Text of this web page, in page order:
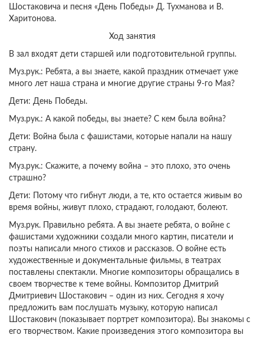
Шостаковича и песня «День Победы» Д. Тухманова и В.
Харитонова.
Ход занятия
В зал входят дети старшей или подготовительной группы.
Муз.рук.: Ребята, а вы знаете, какой праздник отмечает уже
много лет наша страна и многие другие страны 9-го Мая?
Дети: День Победы.
Муз.рук.: А какой победы, вы знаете? С кем была война?
Дети: Война была с фашистами, которые напали на нашу
страну.
Муз.рук.: Скажите, а почему война – это плохо, это очень
страшно?
Дети: Потому что гибнут люди, а те, кто остается живым во
время войны, живут плохо, страдают, голодают, болеют.
Муз.рук. Правильно ребята. А вы знаете ребята, о войне с
фашистами художники создали много картин, писатели и
поэты написали много стихов и рассказов. О войне есть
художественные и документальные фильмы, в театрах
поставлены спектакли. Многие композиторы обращались в
своем творчестве к теме войны. Композитор Дмитрий
Дмитриевич Шостакович – один из них. Сегодня я хочу
предложить вам послушать музыку, которую написал
Шостакович (показывает портрет композитора). Вы знакомы с
его творчеством. Какие произведения этого композитора вы